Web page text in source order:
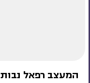
המעצב רפאל נבות